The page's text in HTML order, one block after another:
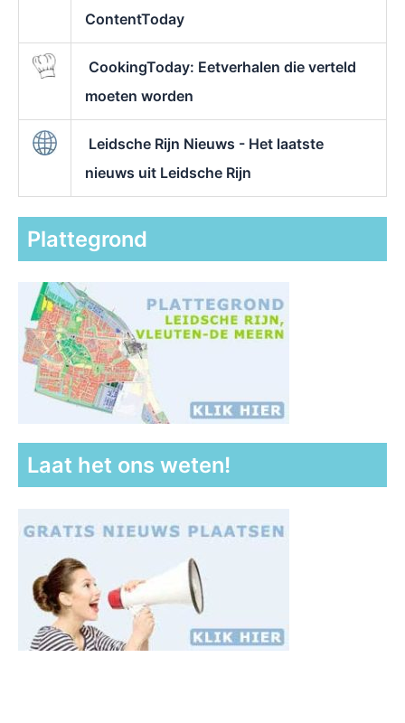
ContentToday
CookingToday: Eetverhalen die verteld
moeten worden
Leidsche Rijn Nieuws - Het laatste
nieuws uit Leidsche Rijn
Plattegrond
Laat het ons weten!